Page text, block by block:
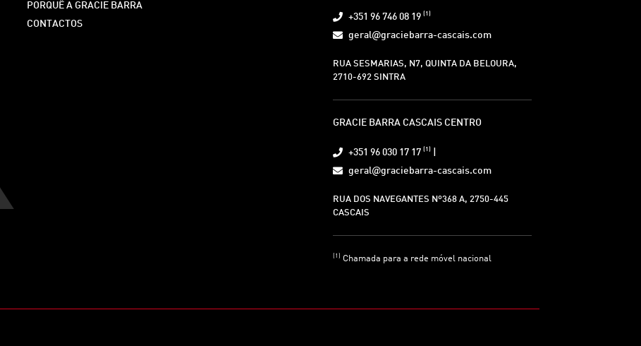
PORQUÊ A GRACIE BARRA
CONTACTOS
+351 96 746 08 19 (1)
geral@graciebarra-cascais.com
RUA SESMARIAS, N7, QUINTA DA BELOURA,
2710-692 SINTRA
GRACIE BARRA CASCAIS CENTRO
+351 96 030 17 17 (1)
geral@graciebarra-cascais.com
RUA DOS NAVEGANTES Nº368 A, 2750-445
CASCAIS
(1) Chamada para a rede móvel nacional